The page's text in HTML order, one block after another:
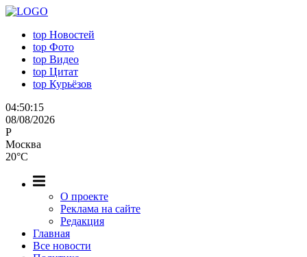
top Новостей
top Фото
top Видео
top Цитат
top Курьёзов
04:50:16
08/08/2026
P
Москва
20°C
О проекте
Реклама на сайте
Редакция
Главная
Все новости